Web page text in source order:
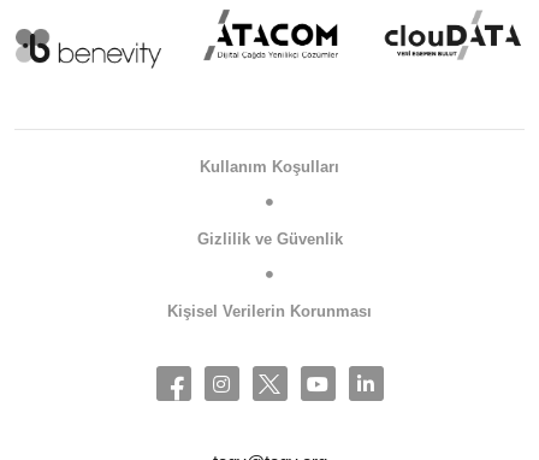
Kullanım Koşulları
Gizlilik ve Güvenlik
Kişisel Verilerin Korunması